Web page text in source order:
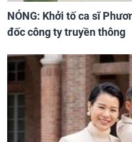
NÓNG: Khởi tố ca sĩ
đốc công ty truyền thông